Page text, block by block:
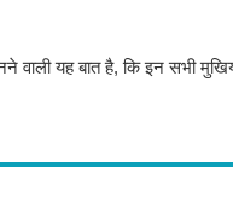
यह बात है, कि इन सभी